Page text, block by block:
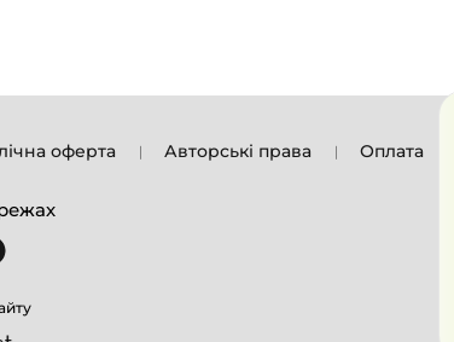
оферта Авторські права Оплата